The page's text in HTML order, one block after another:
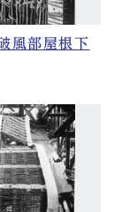
風部屋根下